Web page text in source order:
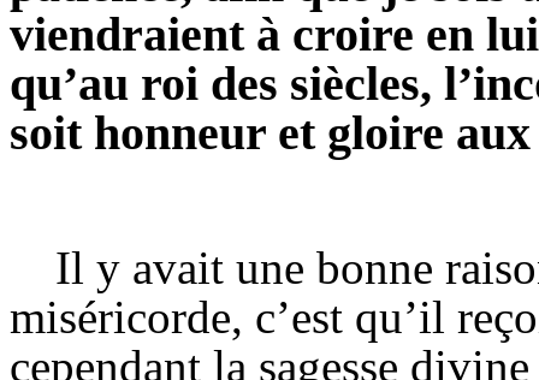
viendraient à croire en
qu’au roi des siècles,
soit honneur et gloire aux
Il y avait une bonne
miséricorde, c’est qu’il
cependant la sagesse